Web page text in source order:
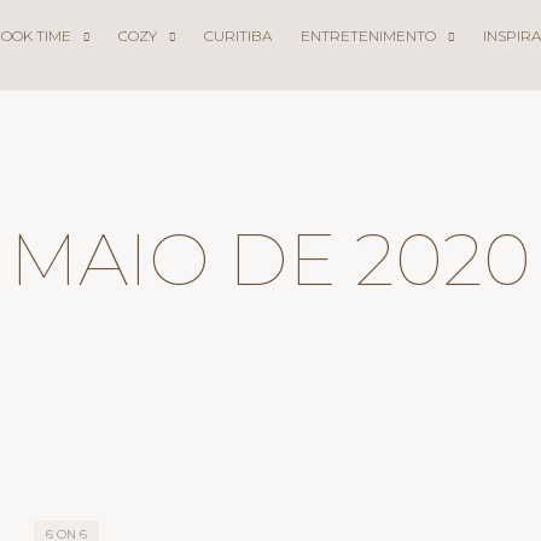
TIME COZY CURITIBA ENTRETENIMENTO
MAIO DE 2020
6 ON 6